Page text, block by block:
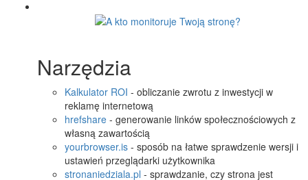
Narzędzia
Kalkulator ROI - obliczanie zwrotu z inwestycji w
reklamę internetową
hrefshare - generowanie linków społecznościowych z
własną zawartością
yourbrowser.is - sposób na łatwe sprawdzenie wersji i
ustawień przeglądarki użytkownika
stronaniedziala.pl - sprawdzanie, czy strona jest